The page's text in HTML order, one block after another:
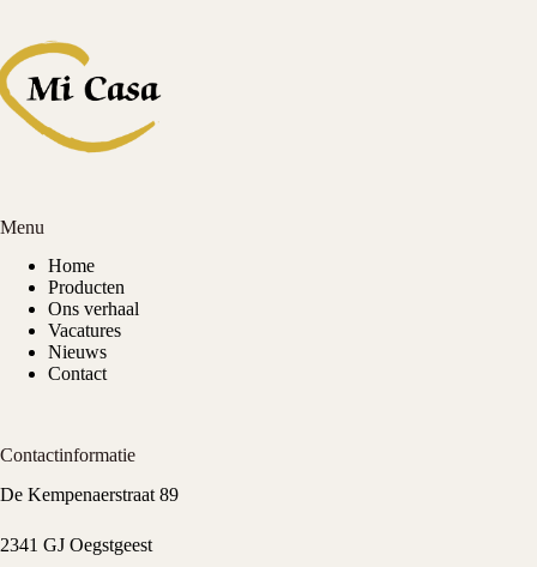
Menu
Home
Producten
Ons verhaal
Vacatures
Nieuws
Contact
Contactinformatie
De Kempenaerstraat 89
2341 GJ Oegstgeest